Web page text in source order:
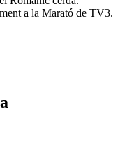
a la Marató de TV3.